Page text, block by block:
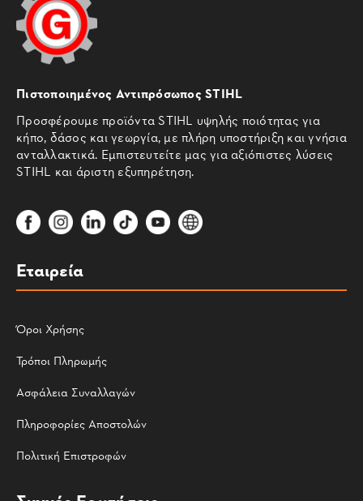
Πιστοποιημένος Αντιπρόσωπος STIHL
Προσφέρουμε προϊόντα STIHL υψηλής ποιότητας για
κήπο, δάσος και γεωργία, με πλήρη υποστήριξη και γνήσια
ανταλλακτικά. Εμπιστευτείτε μας για αξιόπιστες λύσεις
STIHL και άριστη εξυπηρέτηση.
Εταιρεία
Όροι Χρήσης
Τρόποι Πληρωμής
Ασφάλεια Συναλλαγών
Πληροφορίες Αποστολών
Πολιτική Επιστροφών